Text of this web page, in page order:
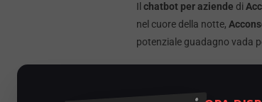
Il chatbot per aziende di
nel cuore della notte,
potenziale guadagno vada